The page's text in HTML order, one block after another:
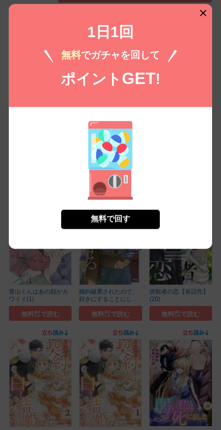
なつめとなつめ more Perfume 第
6話【単話版】
空翔俊介
無料㌽で読む
コイコミ編集部推し
青山くんはあの顔がカ
ワイイ(1)
無料㌽で読む
婚約破棄されたので、
好きにすることにし
た...(6)
無料㌽で読む
傍観者の恋【単話売】
(20)
無料㌽で読む
1日1回
無料でガチャを回して
ポイント GET!
無料で回す